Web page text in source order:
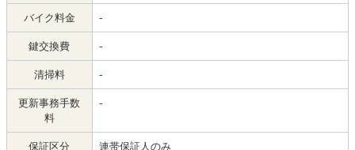
バイク料金 -
鍵交換費 -
清掃料 -
更新事務手数
料
-
保証区分 連帯保証人のみ